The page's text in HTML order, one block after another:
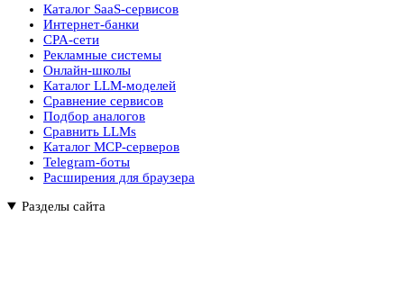
Каталог SaaS-сервисов
Интернет-банки
CPA-сети
Рекламные системы
Онлайн-школы
Каталог LLM-моделей
Сравнение сервисов
Подбор аналогов
Сравнить LLMs
Каталог MCP-серверов
Telegram-боты
Расширения для браузера
Разделы сайта